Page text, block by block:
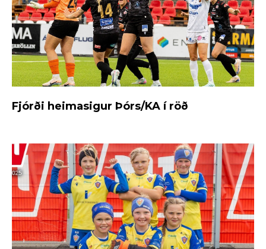
Fjórði heimasigur Þórs/KA í röð